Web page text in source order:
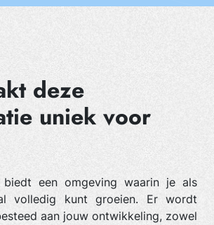
deze
uniek voor
biedt een omgeving waarin je als
volledig kunt groeien. Er wordt
aan jouw ontwikkeling, zowel